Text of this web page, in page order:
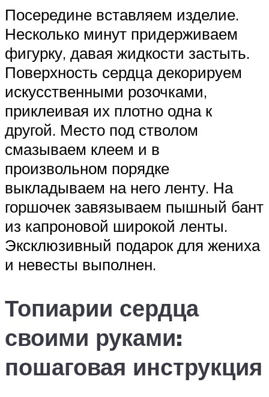
Посередине вставляем изделие.
Несколько минут придерживаем
фигурку, давая жидкости застыть.
Поверхность сердца декорируем
искусственными розочками,
приклеивая их плотно одна к
другой. Место под стволом
смазываем клеем и в
произвольном порядке
выкладываем на него ленту. На
горшочек завязываем пышный бант
из капроновой широкой ленты.
Эксклюзивный подарок для жениха
и невесты выполнен.
Топиарии сердца
своими руками:
пошаговая инструкция